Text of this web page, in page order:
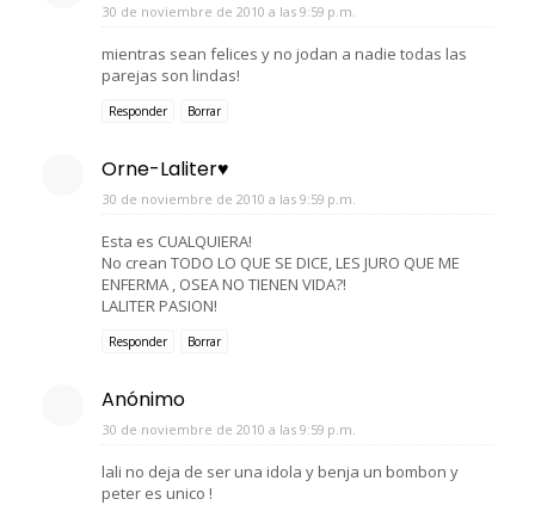
30 de noviembre de 2010 a las 9:59 p.m.
mientras sean felices y no jodan a nadie todas las
parejas son lindas!
Responder Borrar
Orne-Laliter♥
30 de noviembre de 2010 a las 9:59 p.m.
Esta es CUALQUIERA!
No crean TODO LO QUE SE DICE, LES JURO QUE ME
ENFERMA , OSEA NO TIENEN VIDA?!
LALITER PASION!
Responder Borrar
Anónimo
30 de noviembre de 2010 a las 9:59 p.m.
lali no deja de ser una idola y benja un bombon y
peter es unico !